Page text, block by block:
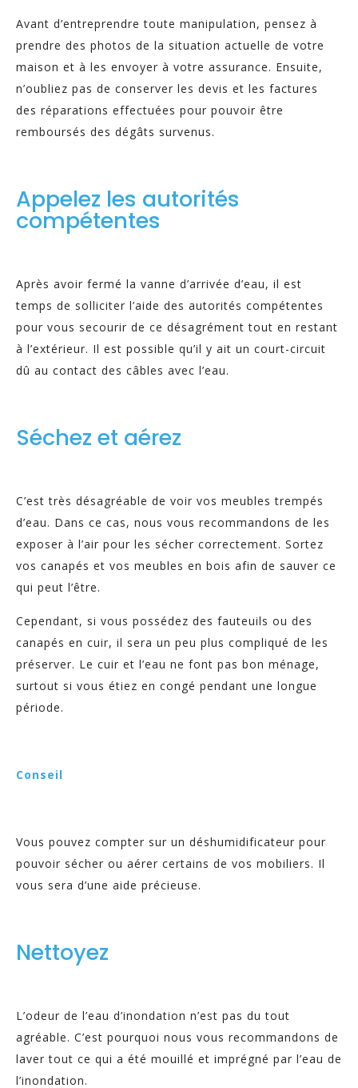
Avant d’entreprendre toute manipulation, pensez à
prendre des photos de la situation actuelle de votre
maison et à les envoyer à votre assurance. Ensuite,
n’oubliez pas de conserver les devis et les factures
des réparations effectuées pour pouvoir être
remboursés des dégâts survenus.
Appelez les autorités
compétentes
Après avoir fermé la vanne d’arrivée d’eau, il est
temps de solliciter l’aide des autorités compétentes
pour vous secourir de ce désagrément tout en restant
à l’extérieur. Il est possible qu’il y ait un court-circuit
dû au contact des câbles avec l’eau.
Séchez et aérez
C’est très désagréable de voir vos meubles trempés
d’eau. Dans ce cas, nous vous recommandons de les
exposer à l’air pour les sécher correctement. Sortez
vos canapés et vos meubles en bois afin de sauver ce
qui peut l’être.
Cependant, si vous possédez des fauteuils ou des
canapés en cuir, il sera un peu plus compliqué de les
préserver. Le cuir et l’eau ne font pas bon ménage,
surtout si vous étiez en congé pendant une longue
période.
Conseil
Vous pouvez compter sur un déshumidificateur pour
pouvoir sécher ou aérer certains de vos mobiliers. Il
vous sera d’une aide précieuse.
Nettoyez
L’odeur de l’eau d’inondation n’est pas du tout
agréable. C’est pourquoi nous vous recommandons de
laver tout ce qui a été mouillé et imprégné par l’eau de
l’inondation.